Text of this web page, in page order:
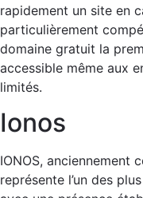
rapidement un site en
particulièrement
domaine gratuit la
accessible même aux
limités.
Ionos
IONOS, anciennement
représente l’un des